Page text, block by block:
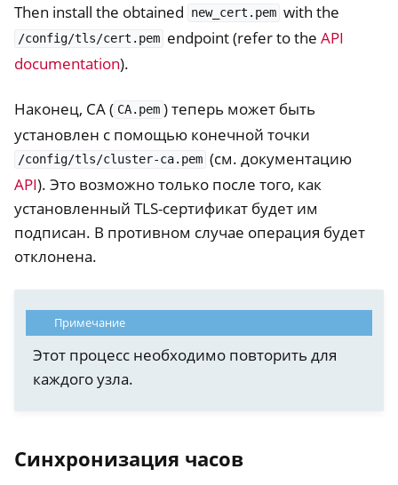
Then install the obtained new_cert.pem with the
/config/tls/cert.pem endpoint (refer to the API
documentation).
Наконец, CA ( CA.pem ) теперь может быть
установлен с помощью конечной точки
/config/tls/cluster-ca.pem (см. документацию
API). Это возможно только после того, как
установленный TLS-сертификат будет им
подписан. В противном случае операция будет
отклонена.
Примечание
Этот процесс необходимо повторить для
каждого узла.
Синхронизация часов